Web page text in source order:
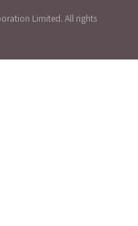
Limited. All rights